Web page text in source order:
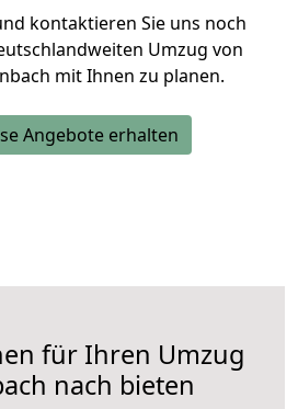
kontaktieren Sie uns noch
Umzug von
mit Ihnen zu planen.
Angebote erhalten
für Ihren Umzug
nach bieten